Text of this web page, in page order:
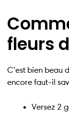
fleurs
C’est bien beau
encore faut-il
Versez 2